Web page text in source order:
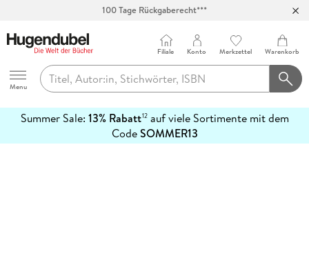
100 Tage Rückgaberecht***
Hugendubel
Menu
Filiale Konto Merkzettel Warenkorb
Summer Sale: 13% Rabatt12auf viele Sortimente mit dem
CodeSOMMER13
erfahren